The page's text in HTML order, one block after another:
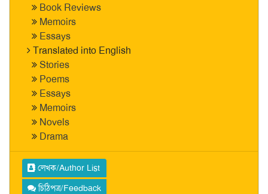
Book Reviews
Memoirs
Essays
Translated into English
Stories
Poems
Essays
Memoirs
Novels
Drama
লেখক/Author List
চিঠিপত্র/Feedback